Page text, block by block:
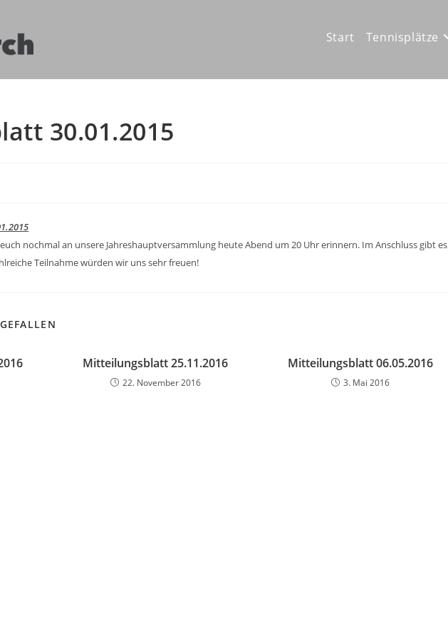
Start Tennisplätze
30.01.2015
nochmal an unsere Jahreshauptversammlung heute Abend um 20 Uhr erinnern. Im Anschluss gibt es
Teilnahme würden wir uns sehr freuen!
Mitteilungsblatt 25.11.2016
22. November 2016
Mitteilungsblatt 06.05.2016
3. Mai 2016